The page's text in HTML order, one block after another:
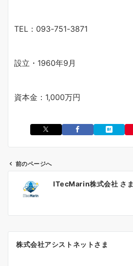
​TEL：093-751-3871
設立・​1960年9月
資本金：1,000万円
前のページへ
​ITecMarin株式会社 さま
株式会社アシストネットさま